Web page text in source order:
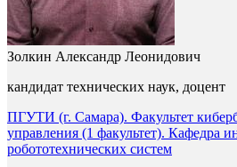
Золкин Александр Леонидович
кандидат технических наук, доцент
ПГУТИ (г. Самара). Факультет
управления (1 факультет). Кафедра
робототехнических систем